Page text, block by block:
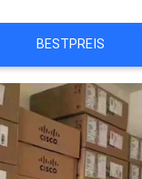
BESTPREIS